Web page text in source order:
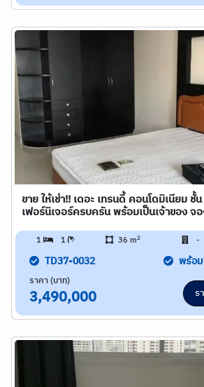
ขาย ให้เช่า!! เดอะ เทรนดี้ คอนโดมิเนียม ชั้
เฟอร์นิเจอร์ครบครัน พร้อมเป็นเจ้าของ จ
1 1 36 m2 -
TD37-0032 พร้อ
ราคา (บาท)
3,490,000 ร